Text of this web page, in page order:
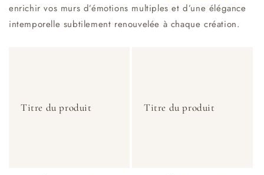
enrichir vos murs d’émotions multiples et d’une élégance
intemporelle subtilement renouvelée à chaque création.
Titre du produit Titre du produit